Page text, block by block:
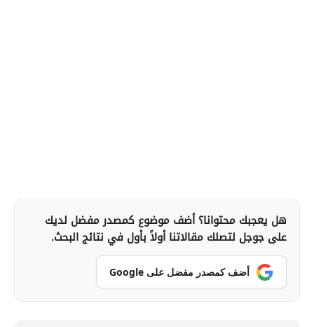
هل يعجبك محتوانا؟ أضف موضوع كمصدر مفضل لديك
على جوجل لتصلك مقالاتنا أولاً بأول في نتائج البحث.
أضف كمصدر مفضل على Google